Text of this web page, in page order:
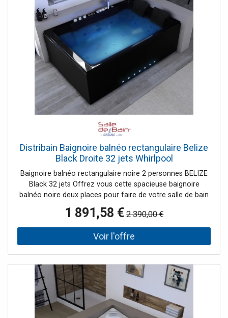
options, ici sans option.
Distribain Baignoire balnéo rectangulaire Belize
Black Droite 32 jets Whirlpool
Baignoire balnéo rectangulaire noire 2 personnes BELIZE
Black 32 jets Offrez vous cette spacieuse baignoire
balnéo noire deux places pour faire de votre salle de bain
un véritable temple de bien-être. En effet, cette grande
baignoire balnéo rectangulaire offre deux larges places
côte à côte pour des moment de détente partagée. Les
32 jets hydromassant prendront soin de vous de la tête
soulagent les tensions musculaires en propulsant de fines
bulles sous votre corps. 4 Buses d'eau dorsales par place
vous massent de manière tonique. Les turbobuses
latérales et plantaires viennent compléter le tout. Le
régulateur de pression permet d'intensifier les massages.
1 891,58 € 2 390,00 €